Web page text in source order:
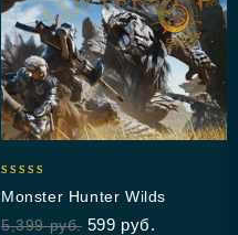
out of 5
Monster Hunter Wilds
5,399руб. 599 руб.